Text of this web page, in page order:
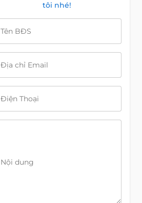
tôi nhé!
Tên BĐS
Địa chỉ Email
Điện Thoại
Nội dung